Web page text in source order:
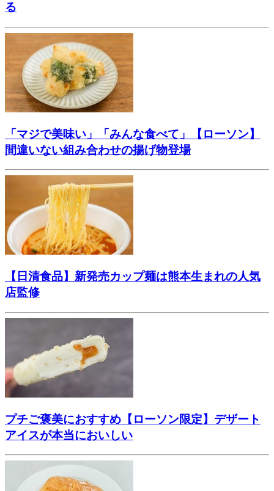
る
「マジで美味い」「みんな食べて」【ローソン】
間違いない組み合わせの揚げ物登場
【日清食品】新発売カップ麺は熊本生まれの人気
店監修
プチご褒美におすすめ【ローソン限定】デザート
アイスが本当においしい